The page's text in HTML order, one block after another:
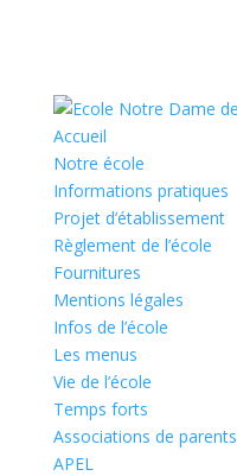
Accueil
Notre école
Informations pratiques
Projet d’établissement
Règlement de l’école
Fournitures
Mentions légales
Infos de l’école
Les menus
Vie de l’école
Temps forts
Associations de parents
APEL